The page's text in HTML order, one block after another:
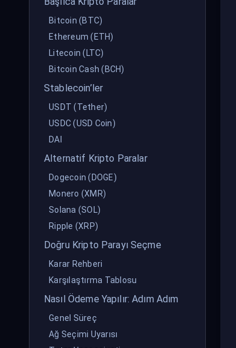
Bitcoin (BTC)
Ethereum (ETH)
Litecoin (LTC)
Bitcoin Cash (BCH)
Stablecoin’ler
USDT (Tether)
USDC (USD Coin)
DAI
Alternatif Kripto Paralar
Dogecoin (DOGE)
Monero (XMR)
Solana (SOL)
Ripple (XRP)
Doğru Kripto Parayı Seçme
Karar Rehberi
Karşılaştırma Tablosu
Nasıl Ödeme Yapılır: Adım Adım
Genel Süreç
Ağ Seçimi Uyarısı